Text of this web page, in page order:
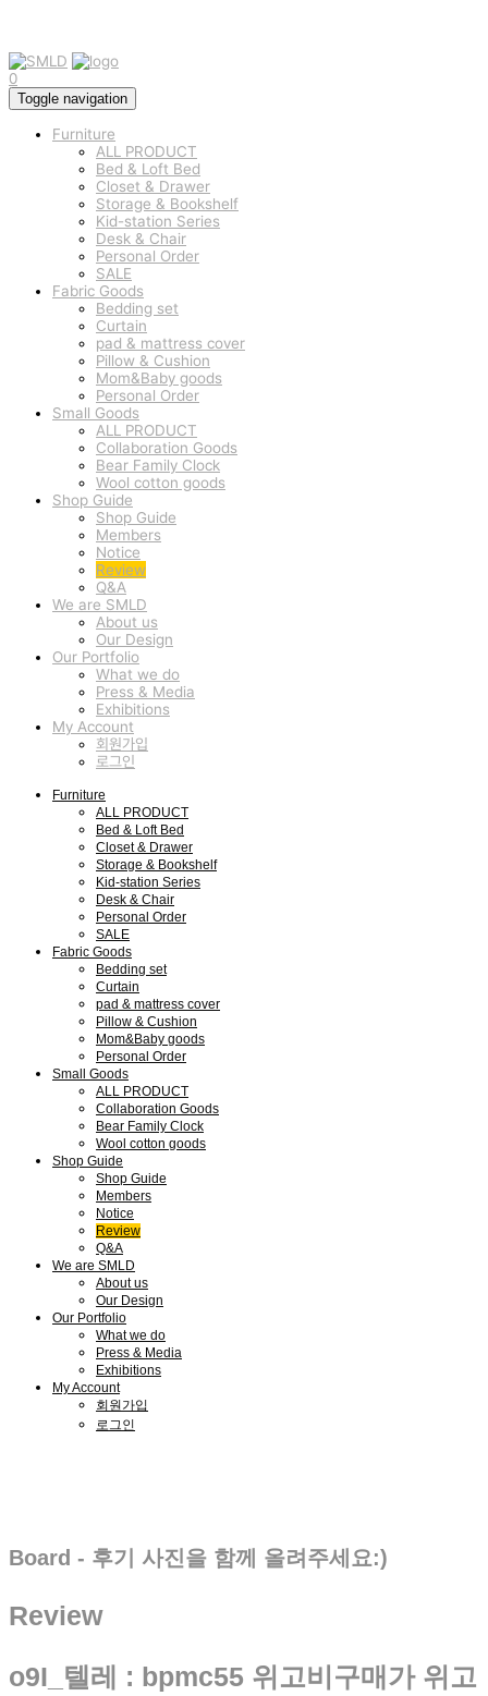
0
Toggle navigation
Furniture
ALL PRODUCT
Bed & Loft Bed
Closet & Drawer
Storage & Bookshelf
Kid-station Series
Desk & Chair
Personal Order
SALE
Fabric Goods
Bedding set
Curtain
pad & mattress cover
Pillow & Cushion
Mom&Baby goods
Personal Order
Small Goods
ALL PRODUCT
Collaboration Goods
Bear Family Clock
Wool cotton goods
Shop Guide
Shop Guide
Members
Notice
Review
Q&A
We are SMLD
About us
Our Design
Our Portfolio
What we do
Press & Media
Exhibitions
My Account
회원가입
로그인
Furniture
ALL PRODUCT
Bed & Loft Bed
Closet & Drawer
Storage & Bookshelf
Kid-station Series
Desk & Chair
Personal Order
SALE
Fabric Goods
Bedding set
Curtain
pad & mattress cover
Pillow & Cushion
Mom&Baby goods
Personal Order
Small Goods
ALL PRODUCT
Collaboration Goods
Bear Family Clock
Wool cotton goods
Shop Guide
Shop Guide
Members
Notice
Review
Q&A
We are SMLD
About us
Our Design
Our Portfolio
What we do
Press & Media
Exhibitions
My Account
회원가입
로그인
Board - 후기 사진을 함께 올려주세요:)
Review
o9I_텔레 : bpmc55 위고비구매가 위고